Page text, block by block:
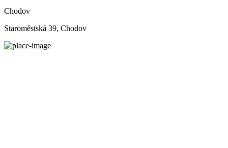
Chodov
Staroměstská 39, Chodov